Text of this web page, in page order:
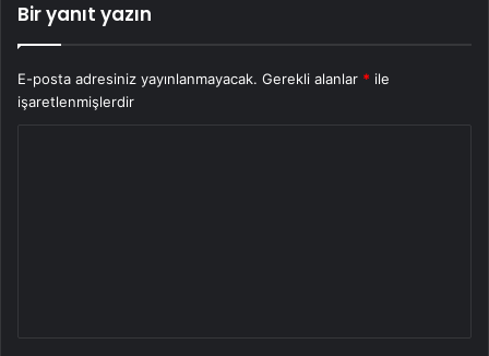
Bir yanıt yazın
E-posta adresiniz yayınlanmayacak. Gerekli alanlar * ile
işaretlenmişlerdir